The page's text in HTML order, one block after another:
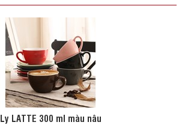
Ly LATTE 300 ml màu nâu